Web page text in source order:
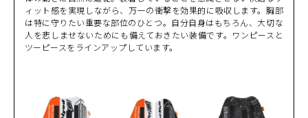
ィット感を実現しながら、万一の衝撃を効果的に吸収します。胸部
は特に守りたい重要な部位のひとつ。自分自身はもちろん、大切な
人を悲しませないためにも備えておきたい装備です。ワンピースと
ツーピースをラインアップしています。